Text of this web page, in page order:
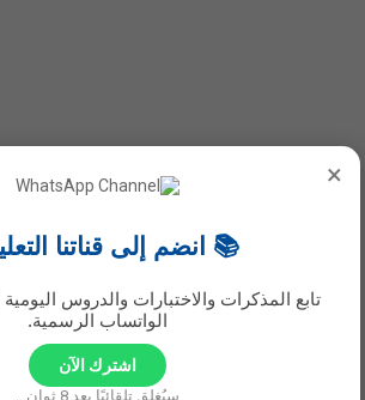
×
📚 انضم إلى قناتنا
تابع المذكرات والاختبارات والدروس اليومية
الواتساب الرسمية.
اشترك الآن
سيُغلق تلقائيًا بعد7 ثوانٍ...